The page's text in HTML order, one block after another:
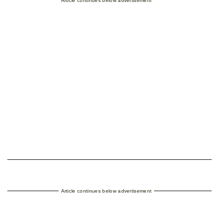
Article continues below advertisement